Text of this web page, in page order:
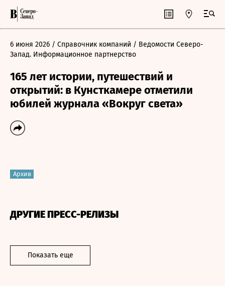
6 июня 2026 / Справочник компаний / Ведомости Северо-
Запад. Информационное партнерство
165 лет истории, путешествий и
открытий: в Кунсткамере отметили
юбилей журнала «Вокруг света»
Архив
ДРУГИЕ ПРЕСС-РЕЛИЗЫ
Показать еще